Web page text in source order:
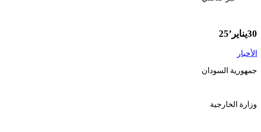
30يناير’25
الأخبار
جمهورية السودان
وزارة الخارجية